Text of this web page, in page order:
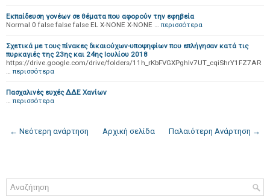
Εκπαίδευση γονέων σε θέματα που αφορούν την εφηβεία
Normal 0 false false false EL X-NONE X-NONE … περισσότερα
Σχετικά με τους πίνακες δικαιούχων-υποψηφίων που επλήγησαν κατά τις
πυρκαγιές της 23ης και 24ης Ιουλίου 2018
https://drive.google.com/drive/folders/11h_rKbFVGXPghIv7UT_cqiShrY1FZ7AR
… περισσότερα
Πασχαλινές ευχές ΔΔΕ Χανίων
… περισσότερα
← Νεότερη ανάρτηση Παλαιότερη Ανάρτηση →
Αρχική σελίδα